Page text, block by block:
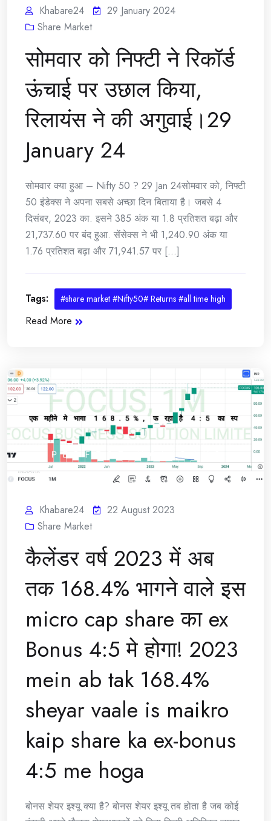
Khabare24
29 January 2024
Share Market
सोमवार को निफ्टी ने रिकॉर्ड
ऊंचाई पर उछाल किया,
रिलायंस ने की अगुवाई।29
January 24
सोमवार क्या हुआ – Nifty 50 ? 29 Jan 24सोमवार को, निफ्टी
50 इंडेक्स ने अपना सबसे अच्छा दिन बिताया है। जबसे 4
दिसंबर, 2023 का. इसने 385 अंक या 1.8 प्रतिशत बढ़ा और
21,737.60 पर बंद हुआ. सेंसेक्स ने भी 1,240.90 अंक या
1.76 प्रतिशत बढ़ा और 71,941.57 पर [...]
Tags: #share market #Nifty50# Returns #all time high
Read More
Khabare24
22 August 2023
Share Market
कैलेंडर वर्ष 2023 में अब
तक 168.4% भागने वाले इस
micro cap share का ex
Bonus 4:5 मे होगा! 2023
mein ab tak 168.4%
sheyar vaale is maikro
kaip share ka ex-bonus
4:5 me hoga
बोनस शेयर इश्यू क्या है? बोनस शेयर इश्यू तब होता है जब कोई